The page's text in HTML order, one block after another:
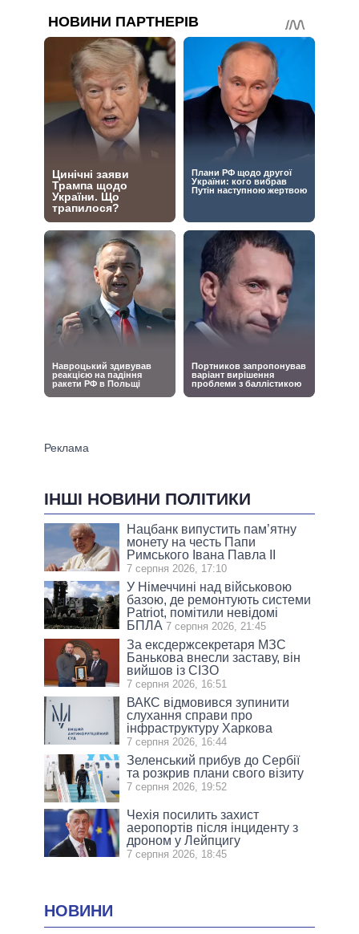
ІНШІ НОВИНИ ПОЛІТИКИ
Нацбанк випустить пам’ятну
монету на честь Папи
Римського Івана Павла II
7 серпня 2026, 17:10
У Німеччині над військовою
базою, де ремонтують системи
Patriot, помітили невідомі
БПЛА 7 серпня 2026, 21:45
За ексдержсекретаря МЗС
Банькова внесли заставу, він
вийшов із СІЗО
7 серпня 2026, 16:51
ВАКС відмовився зупинити
слухання справи про
інфраструктуру Харкова
7 серпня 2026, 16:44
Зеленський прибув до Сербії
та розкрив плани свого візиту
7 серпня 2026, 19:52
Чехія посилить захист
аеропортів після інциденту з
дроном у Лейпцигу
7 серпня 2026, 18:45
НОВИНИ